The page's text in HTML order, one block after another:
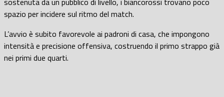
spazio per incidere sul ritmo del match.
L’avvio è subito favorevole ai padroni di casa, che impongono
intensità e precisione offensiva, costruendo il primo strappo già
nei primi due quarti.